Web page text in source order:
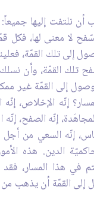
نلتفت إليها جميعاً:
لا معنى لها، فكل
إلى تلك القمّة،
تلك القمّة، وأن
إلى القمّة غير
إنّه الإخلاص، إنّه
إنّه الصفح، إنّه
إنّه السعي من أجل
الدين. هذه
في هذا المسار،
القمّة أن يذهب